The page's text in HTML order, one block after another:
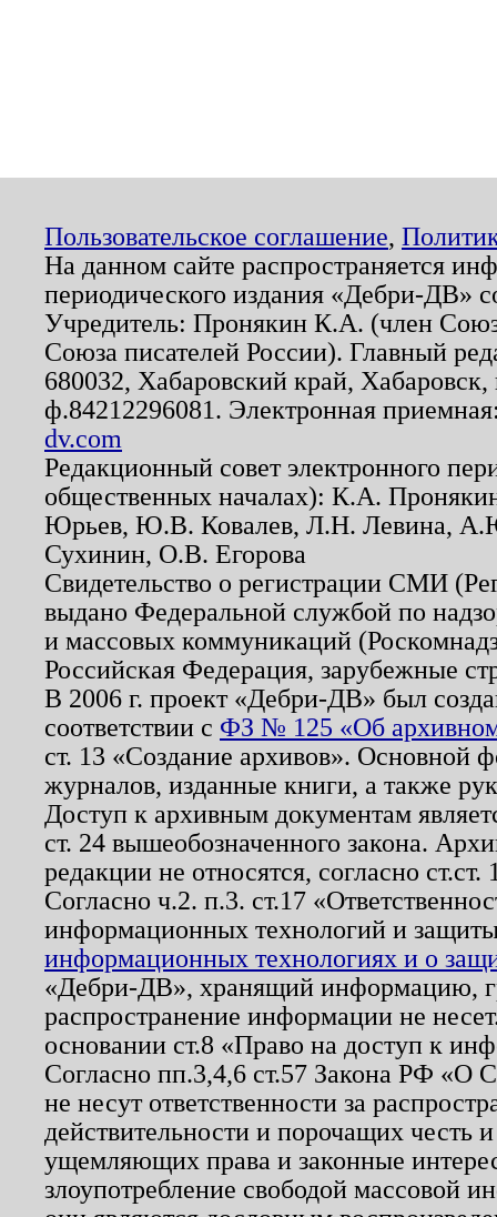
Пользовательское соглашение,
На данном сайте распространяется
периодического издания «Дебри-ДВ»
Учредитель: Пронякин К.А. (член
Союза писателей России). Главный
680032, Хабаровский край,
ф.84212296081. Электронная
dv.com
Редакционный совет электронного
общественных началах): К.А.
Юрьев, Ю.В. Ковалев, Л.Н. Левина,
Сухинин, О.В. Егорова
Свидетельство о регистрации СМИ
выдано Федеральной службой по
и массовых коммуникаций
Российская Федерация, зарубежные
В 2006 г. проект «Дебри-ДВ» был
соответствии с ФЗ № 125 «Об
ст. 13 «Создание архивов». Основной
журналов, изданные книги, а также
Доступ к архивным документам
ст. 24 вышеобозначенного закона.
редакции не относятся, согласно
Согласно ч.2. п.3. ст.17
информационных технологий и
информационных технологиях и о
«Дебри-ДВ», хранящий информацию,
распространение информации не
основании ст.8 «Право на доступ к
Согласно пп.3,4,6 ст.57 Закона РФ «О
не несут ответственности за
действительности и порочащих честь
ущемляющих права и законные
злоупотребление свободой массовой